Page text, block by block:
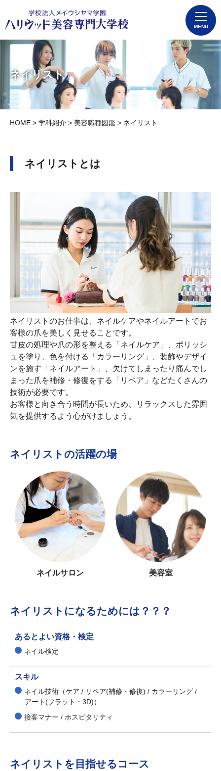
MENU
ネイリスト
HOME > 学科紹介 > 美容職種図鑑 > ネイリスト
ネイリストとは
ネイリストのお仕事は、ネイルケアやネイルアートでお
客様の爪を美しく見せることです。
甘皮の処理や爪の形を整える「ネイルケア」、ポリッシ
ュを塗り、色を付ける「カラーリング」、装飾やデザイ
ンを施す「ネイルアート」、欠けてしまったり痛んでし
まった爪を補修・修復をする「リペア」などたくさんの
技術が必要です。
お客様と向き合う時間が長いため、リラックスした雰囲
気を提供するよう心がけましょう。
ネイリストの活躍の場
ネイルサロン 美容室
ネイリストになるためには？？？
あるとよい資格・検定
ネイル検定
スキル
ネイル技術（ケア / リペア(補修・修復) / カラーリング /
アート(フラット・3D)）
接客マナー / ホスピタリティ
ネイリストを目指せるコース